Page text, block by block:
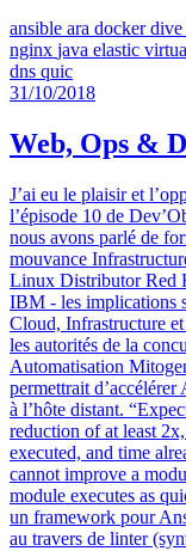
ansible ara docker dive
nginx java elastic
dns quic
31/10/2018
Web, Ops &
J’ai eu le plaisir et
l’épisode 10 de
nous avons parlé de
mouvance
Linux Distributor Red
IBM - les implications
Cloud, Infrastructure
les autorités de la
Automatisation
permettrait
à l’hôte distant.
reduction of at least
executed, and time
cannot improve a
module executes as
un framework pour
au travers de linter